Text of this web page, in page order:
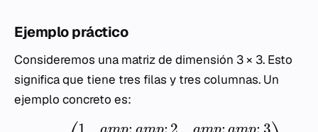
Ejemplo práctico
Consideremos una matriz de dimensión 3 × 3. Esto
significa que tiene tres filas y tres columnas. Un
ejemplo concreto es: